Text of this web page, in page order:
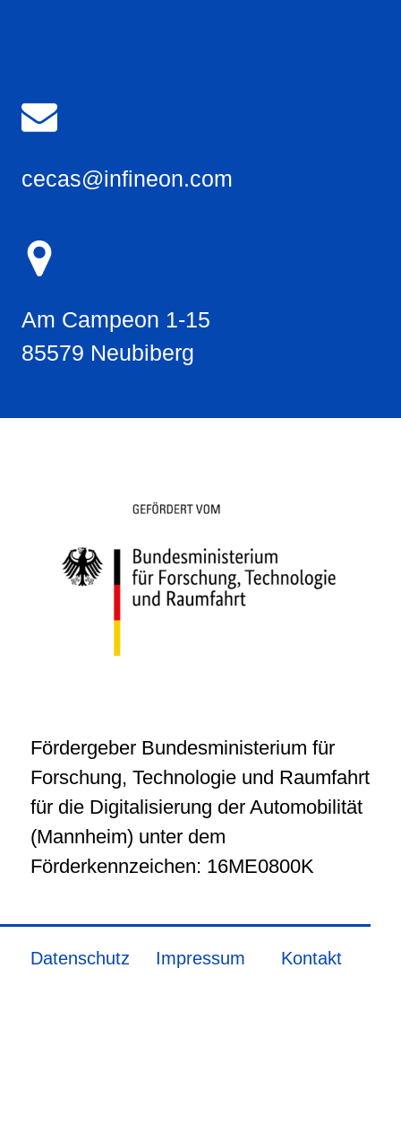
cecas@infineon.com
Am Campeon 1-15
85579 Neubiberg
Fördergeber Bundesministerium für
Forschung, Technologie und Raumfahrt
für die Digitalisierung der Automobilität
(Mannheim) unter dem
Förderkennzeichen: 16ME0800K
Datenschutz Impressum Kontakt